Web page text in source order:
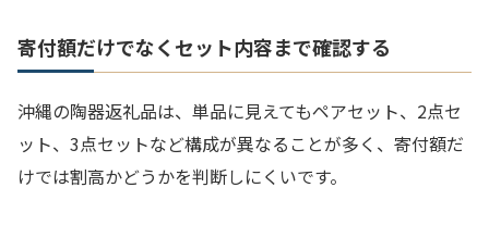
寄付額だけでなくセット内容まで確認する
沖縄の陶器返礼品は、単品に見えてもペアセット、2点セ
ット、3点セットなど構成が異なることが多く、寄付額だ
けでは割高かどうかを判断しにくいです。